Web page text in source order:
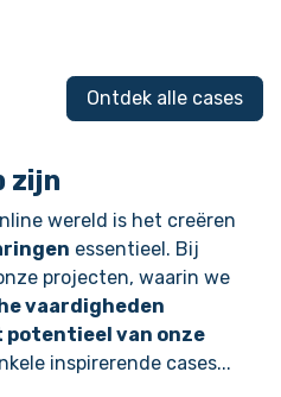
Ontdek alle cases
zijn
wereld is het creëren
essentieel. Bij
projecten, waarin we
vaardigheden
potentieel van onze
inspirerende cases...